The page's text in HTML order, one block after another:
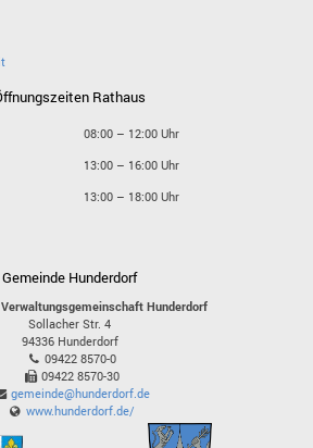
Rathaus
08:00 – 12:00 Uhr
13:00 – 16:00 Uhr
13:00 – 18:00 Uhr
Gemeinde Hunderdorf
Hunderdorf
Sollacher Str. 4
94336 Hunderdorf
09422 8570-0
09422 8570-30
gemeinde@hunderdorf.de
www.hunderdorf.de/